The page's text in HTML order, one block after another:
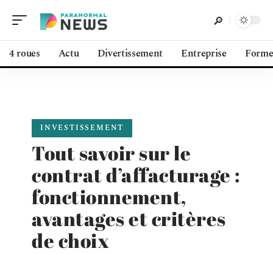
4 roues Actu Divertissement Entreprise Forme
INVESTISSEMENT
Tout savoir sur le
contrat d’affacturage :
fonctionnement,
avantages et critères
de choix